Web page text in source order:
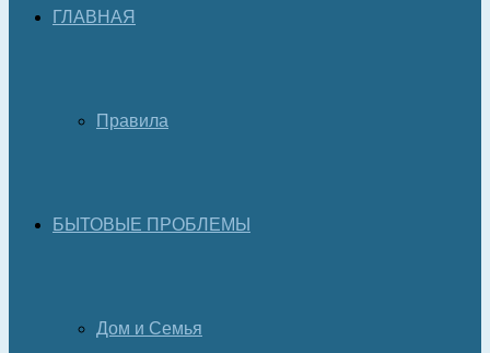
ГЛАВНАЯ
Правила
БЫТОВЫЕ ПРОБЛЕМЫ
Дом и Семья